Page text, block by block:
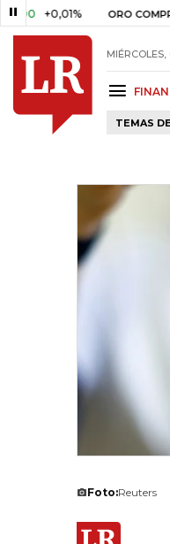
+0,01% ORO COMPRA
TEMAS
Foto:Reuters